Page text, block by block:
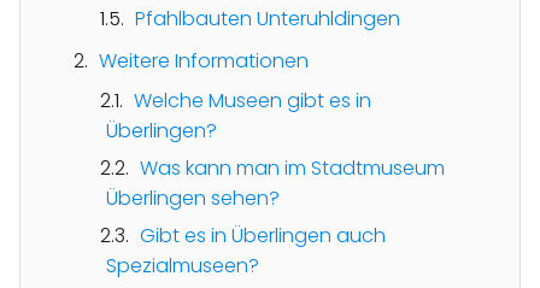
Pfahlbauten Unteruhldingen
Weitere Informationen
Welche Museen gibt es in
Überlingen?
Was kann man im Stadtmuseum
Überlingen sehen?
Gibt es in Überlingen auch
Spezialmuseen?